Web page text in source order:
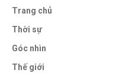
Trang chủ
Thời sự
Góc nhìn
Thế giới